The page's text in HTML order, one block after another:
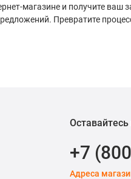
магазине и получите ваш
Превратите
Оставайтесь
+7
Адреса